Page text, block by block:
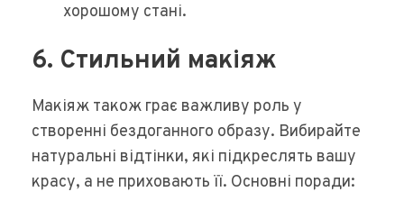
хорошому стані.
6. Стильний макіяж
Макіяж також грає важливу роль у
створенні бездоганного образу. Вибирайте
натуральні відтінки, які підкреслять вашу
красу, а не приховають її. Основні поради: